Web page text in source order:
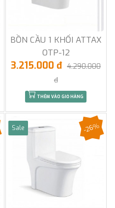
BỒN CẦU 1 KHỐI ATTAX
OTP-12
3.215.000 đ 4.290.000
đ
THÊM VÀO GIỎ HÀNG
Sale -26%